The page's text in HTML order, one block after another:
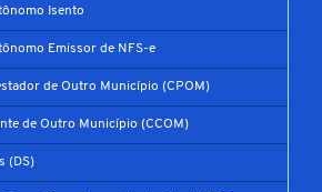
Isento
Emissor de NFS-e
de Outro Município (CPOM)
de Outro Município (CCOM)
(DS)